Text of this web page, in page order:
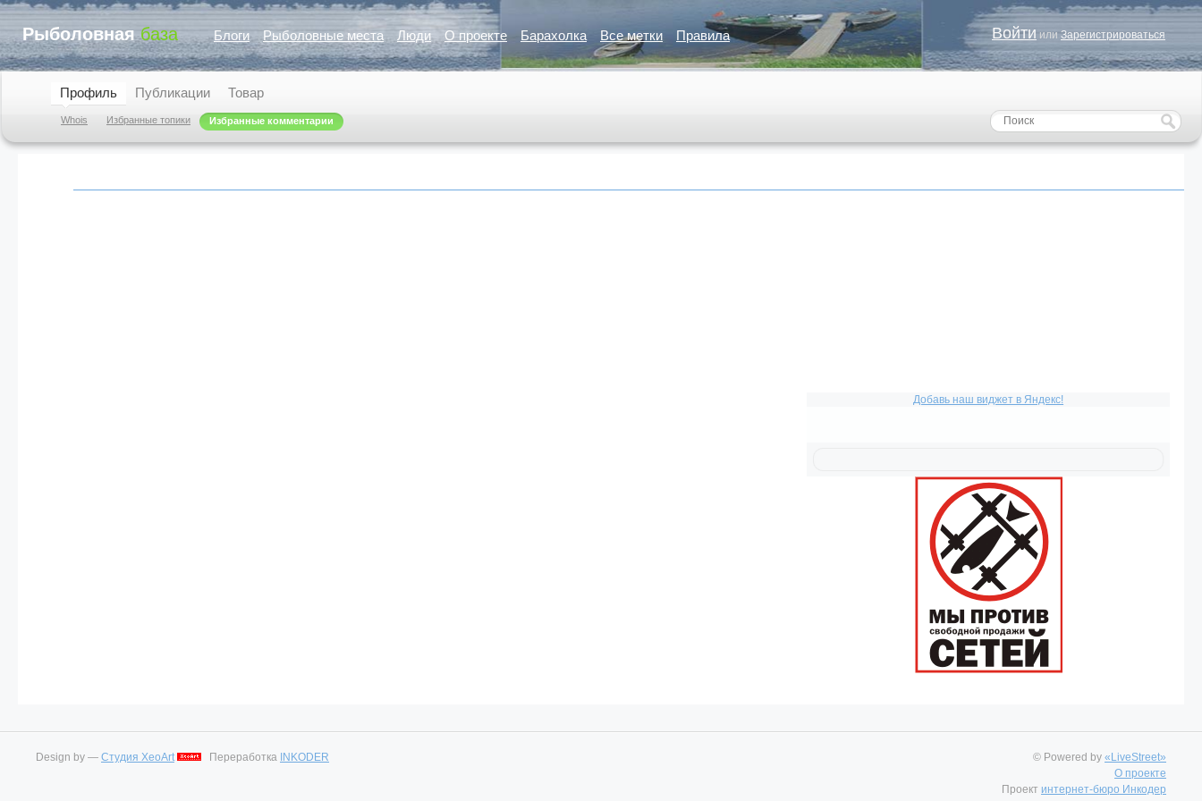
Рыболовнаябаза Блоги Рыболовные места Люди О проекте Барахолка Все метки Правила Войти или Зарегистрироваться
Профиль
Whois Избранные топики Избранные комментарии
Публикации Товар
Добавь наш виджет в Яндекс!
© Powered by «LiveStreet»
О проекте
Проект интернет-бюро Инкодер
Design by — Студия XeoArt Переработка INKODER